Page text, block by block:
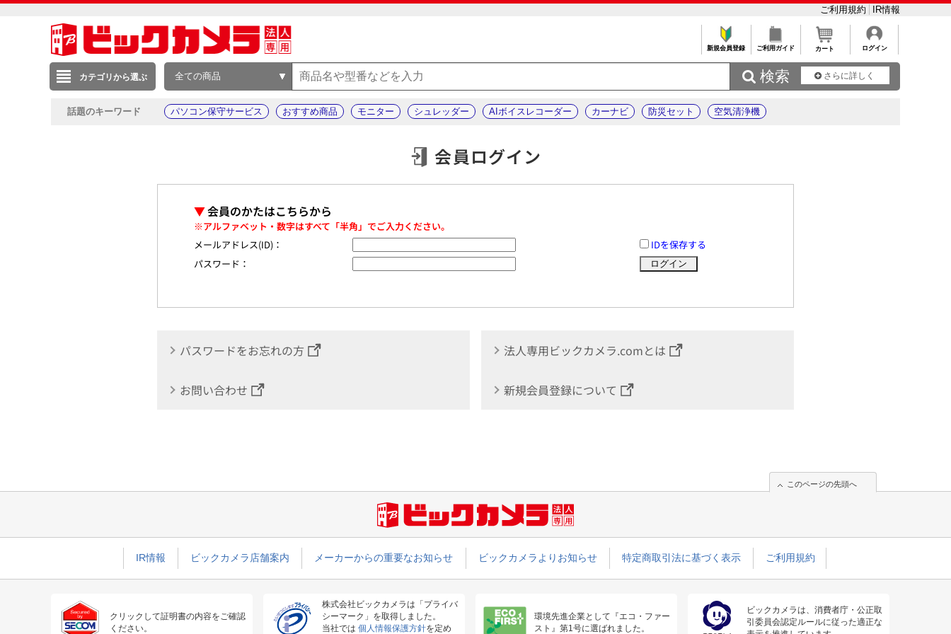
ご利用規約 IR情報
新規会員登録 ご利用ガイド カート ログイン
カテゴリから選ぶ 全ての商品  検索 さらに詳しく
話題のキーワード パソコン保守サービス おすすめ商品 モニター シュレッダー AIボイスレコーダー カーナビ 防災セット 空気清浄機
会員ログイン
▼会員のかたはこちらから
※アルファベット・数字はすべて「半角」でご入力ください。
メールアドレス(ID)：
IDを保存する
パスワード：
パスワードをお忘れの方 法人専用ビックカメラ.comとは
お問い合わせ 新規会員登録について
このページの先頭へ
IR情報 ビックカメラ店舗案内 メーカーからの重要なお知らせ ビックカメラよりお知らせ 特定商取引法に基づく表示 ご利用規約
クリックして証明書の内容をご確認
ください。
株式会社ビックカメラは「プライバ
シーマーク」を取得しました。
当社では 個人情報保護方針を定め
環境先進企業として『エコ・ファー
スト』第1号に選ばれました。
ビックカメラは、消費者庁・公正取
引委員会認定ルールに従った適正な